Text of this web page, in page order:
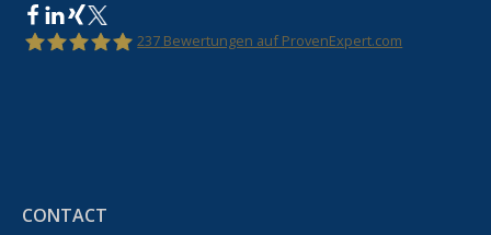
237 Bewertungen auf ProvenExpert.com
CONTACT